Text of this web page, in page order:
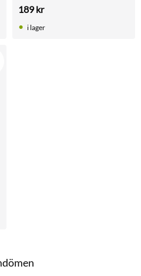
189kr
i lager
till i favoriter